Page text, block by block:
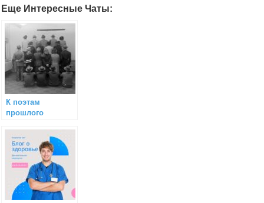
Еще Интересные Чаты:
К поэтам
прошлого